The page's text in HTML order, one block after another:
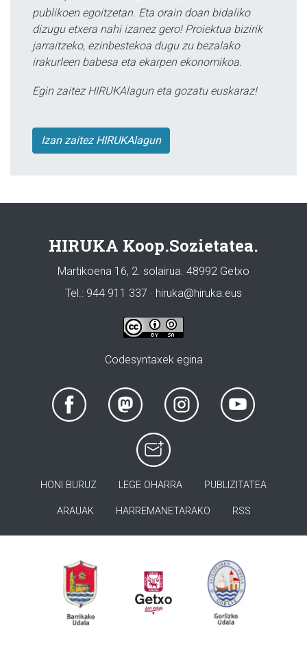
publikoen egoitzetan. Eta orain doan bidaliko
dizugu etxera nahi izanez gero! Proiektua bizirik
jarraitzeko, ezinbestekoa dugu zu bezalako
irakurleen babesa eta ekarpen ekonomikoa.
Egin zaitez HIRUKAlagun eta gozatu euskaraz!
Izan zaitez HIRUKAlagun
HIRUKA Koop.Sozietatea.
Martikoena 16, 2. solairua. 48992 Getxo
Tel.: 944 911 337 · hiruka@hiruka.eus
Codesyntaxek egina
HONI BURUZ LEGE OHARRA PUBLIZITATEA
ARAUAK HARREMANETARAKO RSS